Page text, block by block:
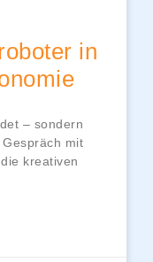
in
– sondern
mit
kreativen